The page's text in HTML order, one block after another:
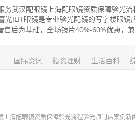
武汉配眼镜上海配眼镜资质保障验光
光ILIT眼镜是专业验光配镜的写字楼眼
后为基础，全场镜片40%-60%优惠，
国际资讯 投资理财 生活百科
海配眼镜资质保障验光流程验光师门店案例新